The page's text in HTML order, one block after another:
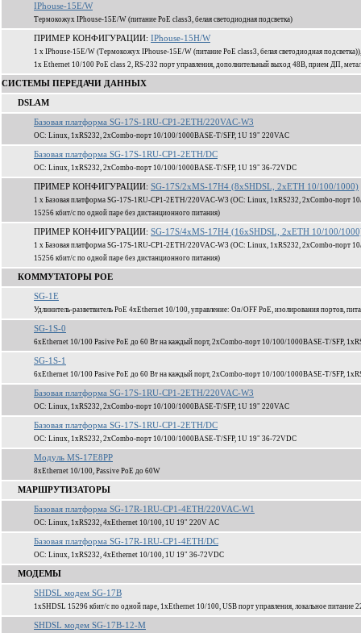
IPhouse-15E/W
Термокожух IPhouse-15E/W (питание PoE class3, белая светодиодная подсветка)
ПРИМЕР КОНФИГУРАЦИИ: IPhouse-15H/W
1 x IPhouse-15E/W (Термокожух IPhouse-15E/W (питание PoE class3, белая светодиодная
1x Ethernet 10/100 PoE class 2, RS-232 порт управления, дополнительный выход 48В, прием ДП,
СИСТЕМЫ ПЕРЕДАЧИ ДАННЫХ
DSLAM
Базовая платформа SG-17S-1RU-CP1-2ETH/220VAC-W3
ОС: Linux, 1xRS232, 2xCombo-порт 10/100/1000BASE-T/SFP, 1U 19" 220VAC
Базовая платформа SG-17S-1RU-CP1-2ETH/DC
ОС: Linux, 1xRS232, 2xCombo-порт 10/100/1000BASE-T/SFP, 1U 19" 36-72VDC
ПРИМЕР КОНФИГУРАЦИИ: SG-17S/2xMS-17H4 (8xSHDSL, 2xETH 10/100/1000)
1 x Базовая платформа SG-17S-1RU-CP1-2ETH/220VAC-W3 (ОС: Linux, 1xRS232, 2xCombo-порт
15256 кбит/c по одной паре без дистанционного питания)
ПРИМЕР КОНФИГУРАЦИИ: SG-17S/4xMS-17H4 (16xSHDSL, 2xETH 10/100/
1 x Базовая платформа SG-17S-1RU-CP1-2ETH/220VAC-W3 (ОС: Linux, 1xRS232, 2xCombo-порт
15256 кбит/c по одной паре без дистанционного питания)
КОММУТАТОРЫ POE
SG-1E
Удлинитель-разветвитель PoE 4xEthernet 10/100, управление: On/OFF PoE, изолирования портов,
SG-1S-0
6xEthernet 10/100 Pasive PoE до 60 Вт на каждый порт, 2xCombo-порт 10/100/1000BASE-T/SFP,
SG-1S-1
6xEthernet 10/100 Pasive PoE до 60 Вт на каждый порт, 2xCombo-порт 10/100/1000BASE-T/SFP,
Базовая платформа SG-17S-1RU-CP1-2ETH/220VAC-W3
ОС: Linux, 1xRS232, 2xCombo-порт 10/100/1000BASE-T/SFP, 1U 19" 220VAC
Базовая платформа SG-17S-1RU-CP1-2ETH/DC
ОС: Linux, 1xRS232, 2xCombo-порт 10/100/1000BASE-T/SFP, 1U 19" 36-72VDC
Модуль MS-17E8PP
8xEthernet 10/100, Passive PoE до 60W
МАРШРУТИЗАТОРЫ
Базовая платформа SG-17R-1RU-CP1-4ETH/220VAC-W1
ОС: Linux, 1xRS232, 4xEthernet 10/100, 1U 19" 220V AC
Базовая платформа SG-17R-1RU-CP1-4ETH/DC
ОС: Linux, 1xRS232, 4xEthernet 10/100, 1U 19" 36-72VDC
МОДЕМЫ
SHDSL модем SG-17B
1xSHDSL 15296 кбит/c по одной паре, 1xEthernet 10/100, USB порт управления, локальное питание
SHDSL модем SG-17B-12-M